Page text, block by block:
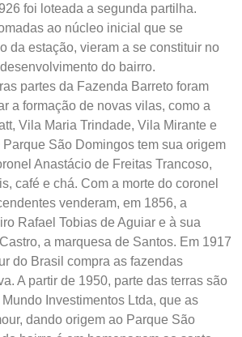
foi loteada a segunda partilha.
ao núcleo inicial que se
da estação, vieram a se constituir no
do bairro.
partes da Fazenda Barreto foram
a formação de novas vilas, como a
Vila Maria Trindade, Vila Mirante e
São Domingos tem sua origem
Anastácio de Freitas Trancoso,
café e chá. Com a morte do coronel
venderam, em 1856, a
Rafael Tobias de Aguiar e à sua
a marquesa de Santos. Em 1917
do Brasil compra as fazendas
A partir de 1950, parte das terras são
Investimentos Ltda, que as
dando origem ao Parque São